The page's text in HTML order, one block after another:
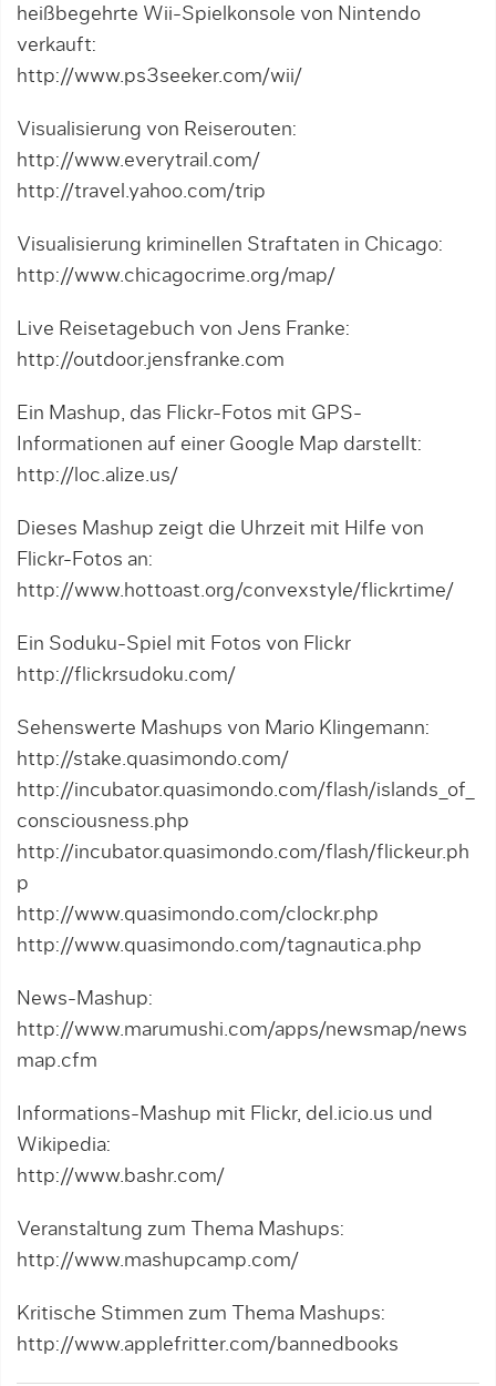
heißbegehrte Wii-Spielkonsole von Nintendo
verkauft:
http://www.ps3seeker.com/wii/
Visualisierung von Reiserouten:
http://www.everytrail.com/
http://travel.yahoo.com/trip
Visualisierung kriminellen Straftaten in Chicago:
http://www.chicagocrime.org/map/
Live Reisetagebuch von Jens Franke:
http://outdoor.jensfranke.com
Ein Mashup, das Flickr-Fotos mit GPS-
Informationen auf einer Google Map darstellt:
http://loc.alize.us/
Dieses Mashup zeigt die Uhrzeit mit Hilfe von
Flickr-Fotos an:
http://www.hottoast.org/convexstyle/flickrtime/
Ein Soduku-Spiel mit Fotos von Flickr
http://flickrsudoku.com/
Sehenswerte Mashups von Mario Klingemann:
http://stake.quasimondo.com/
http://incubator.quasimondo.com/flash/islands_of_
consciousness.php
http://incubator.quasimondo.com/flash/flickeur.ph
p
http://www.quasimondo.com/clockr.php
http://www.quasimondo.com/tagnautica.php
News-Mashup:
http://www.marumushi.com/apps/newsmap/news
map.cfm
Informations-Mashup mit Flickr, del.icio.us und
Wikipedia:
http://www.bashr.com/
Veranstaltung zum Thema Mashups:
http://www.mashupcamp.com/
Kritische Stimmen zum Thema Mashups:
http://www.applefritter.com/bannedbooks